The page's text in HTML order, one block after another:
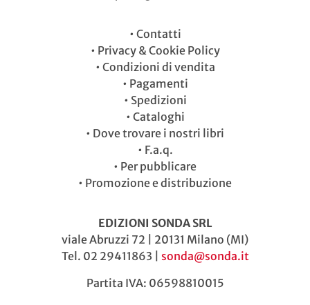
• Contatti
• Privacy & Cookie Policy
• Condizioni di vendita
• Pagamenti
• Spedizioni
• Cataloghi
• Dove trovare i nostri libri
• F.a.q.
• Per pubblicare
• Promozione e distribuzione
EDIZIONI SONDA SRL
viale Abruzzi 72 | 20131 Milano (MI)
Tel. 02 29411863 | sonda@sonda.it
Partita IVA: 06598810015